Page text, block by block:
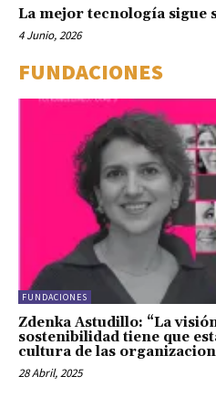
La mejor tecnología sigue
4 Junio, 2026
FUNDACIONES
FUNDACIONES
Zdenka Astudillo: “La
sostenibilidad tiene que
cultura de las
28 Abril, 2025